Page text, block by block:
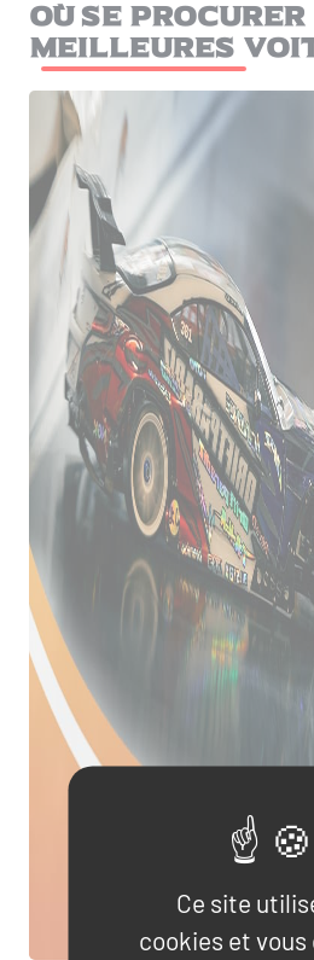
Où se
meilleures
Ce site
cookies et vous